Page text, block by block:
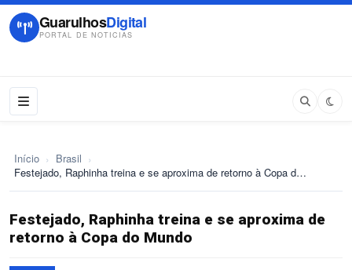
GuarulhosDigital
PORTAL DE NOTICIAS
Início › Brasil ›
Festejado, Raphinha treina e se aproxima de retorno à Copa d…
Festejado, Raphinha treina e se aproxima de
retorno à Copa do Mundo